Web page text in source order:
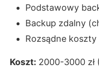
Podstawowy
Backup zdalny
Rozsądne koszty
Koszt: 2000-3000 zł